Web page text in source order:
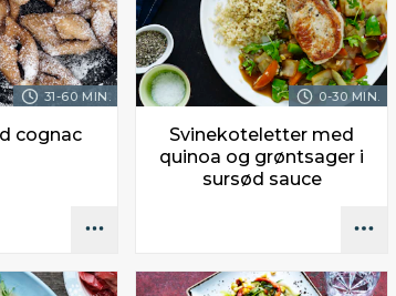
31-60 MIN.
cognac
0-30 MIN.
Svinekoteletter med
quinoa og grøntsager i
sursød sauce